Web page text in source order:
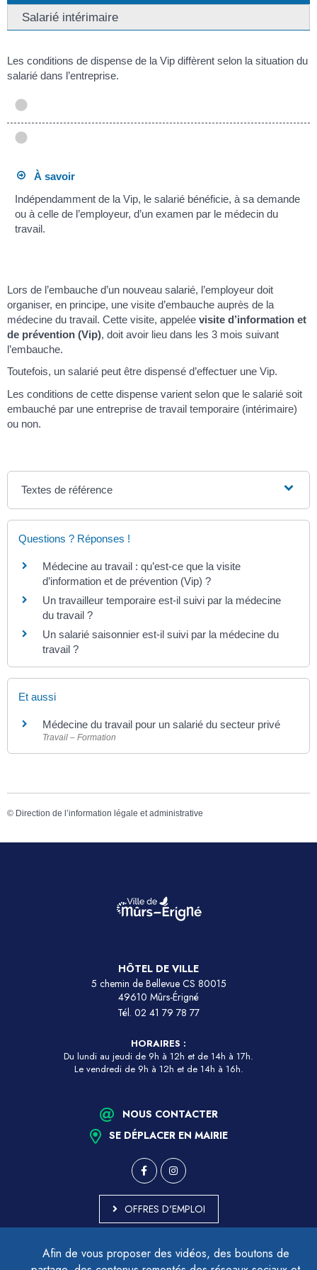
Afin de vous proposer des vidéos, des boutons de
Salarié intérimaire
Les conditions de dispense de la Vip diffèrent selon la situation du
salarié dans l’entreprise.
À savoir
Indépendamment de la Vip, le salarié bénéficie, à sa demande
ou à celle de l’employeur, d’un examen par le médecin du
travail.
Lors de l’embauche d’un nouveau salarié, l’employeur doit
organiser, en principe, une visite d’embauche auprès de la
médecine du travail. Cette visite, appelée visite d’information et
de prévention (Vip), doit avoir lieu dans les 3 mois suivant
l’embauche.
Toutefois, un salarié peut être dispensé d’effectuer une Vip.
Les conditions de cette dispense varient selon que le salarié soit
embauché par une entreprise de travail temporaire (intérimaire)
ou non.
Textes de référence
Questions ? Réponses !
Médecine au travail : qu’est-ce que la visite
d’information et de prévention (Vip) ?
Un travailleur temporaire est-il suivi par la médecine
du travail ?
Un salarié saisonnier est-il suivi par la médecine du
travail ?
Et aussi
Médecine du travail pour un salarié du secteur privé
Travail – Formation
© Direction de l’information légale et administrative
HÔTEL DE VILLE
5 chemin de Bellevue CS 80015
49610 Mûrs-Érigné
Tél. 02 41 79 78 77
HORAIRES :
Du lundi au jeudi de 9h à 12h et de 14h à 17h.
Le vendredi de 9h à 12h et de 14h à 16h.
NOUS CONTACTER
SE DÉPLACER EN MAIRIE
OFFRES D'EMPLOI
ACCESSIBILITÉ - PARTIELLEMENT CONFORME